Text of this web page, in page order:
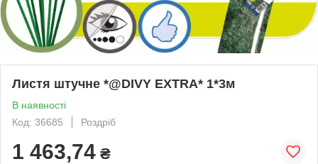
Листя штучне *@DIVY EXTRA* 1*3м
В наявності
Код: 36685
Роздріб
1 463,74 ₴